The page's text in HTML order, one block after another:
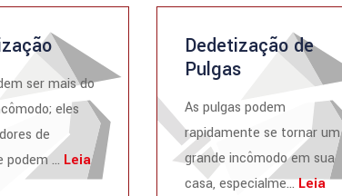
ser mais do
eles
de
podem ... Leia
Dedetização de
Pulgas
As pulgas podem
rapidamente se tornar um
grande incômodo em sua
casa, especialme...Leia